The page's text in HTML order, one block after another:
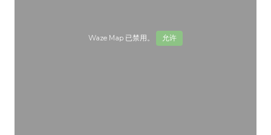
Waze Map 已禁用。 允许